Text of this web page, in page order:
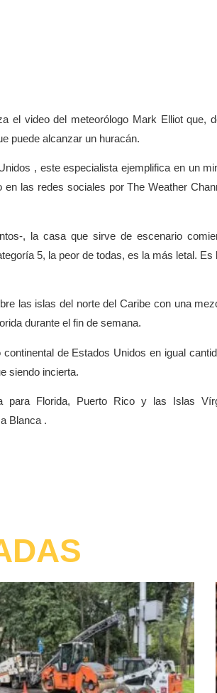
el video del meteorólogo Mark Elliot que,
puede alcanzar un huracán.
, este especialista ejemplifica en un
las redes sociales por The Weather
, la casa que sirve de escenario
5, la peor de todas, es la más letal. Es
las islas del norte del Caribe con una
durante el fin de semana.
de Estados Unidos en igual
siendo incierta.
para Florida, Puerto Rico y las Islas
Blanca .